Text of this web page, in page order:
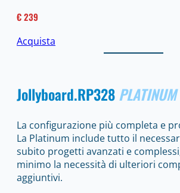
€ 239
Acquista
Jollyboard.RP328 PLATINUM
La configurazione più completa e
La Platinum include tutto il
subito progetti avanzati e
minimo la necessità di ulteriori
aggiuntivi.